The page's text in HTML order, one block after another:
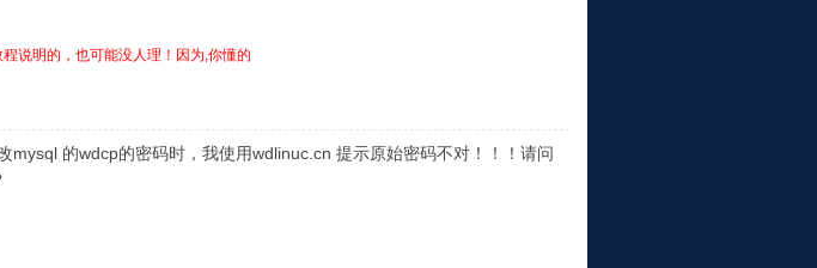
说明的，也可能没人理！因为,你懂的
mysql 的wdcp的密码时，我使用wdlinuc.cn 提示原始密码不对！！！请问